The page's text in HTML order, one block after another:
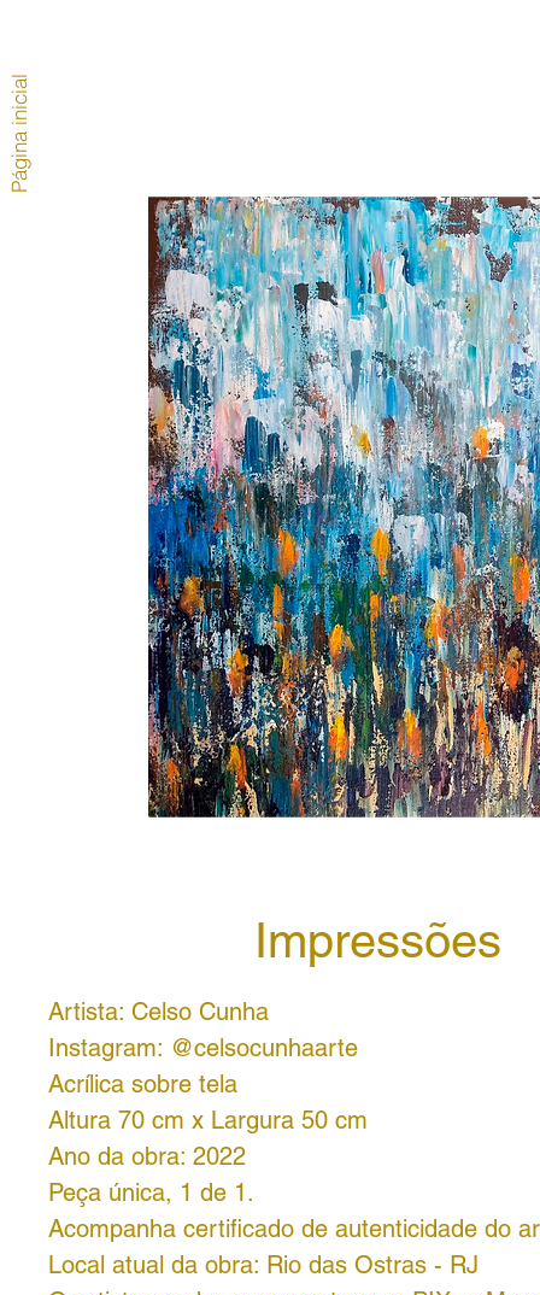
Impressões
Artista: Celso Cunha
Instagram: @celsocunhaarte
Acrílica sobre tela
Altura 70 cm x Largura 50 cm
Ano da obra: 2022
Peça única, 1 de 1.
Acompanha certificado de autenticidade do
Local atual da obra: Rio das Ostras - RJ
Página inicial